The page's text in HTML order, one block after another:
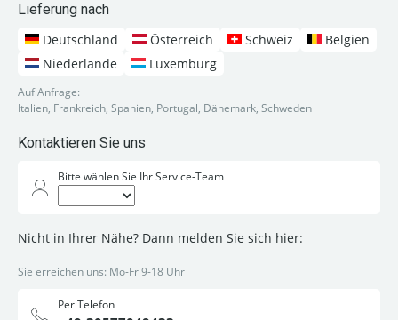
Lieferung nach
Deutschland
Österreich Schweiz
Belgien
Niederlande
Luxemburg
Auf Anfrage:
Italien, Frankreich, Spanien, Portugal, Dänemark, Schweden
Kontaktieren Sie uns
Bitte wählen Sie Ihr Service-Team
Nicht in Ihrer Nähe? Dann melden Sie sich hier:
Sie erreichen uns: Mo-Fr 9-18 Uhr
Per Telefon